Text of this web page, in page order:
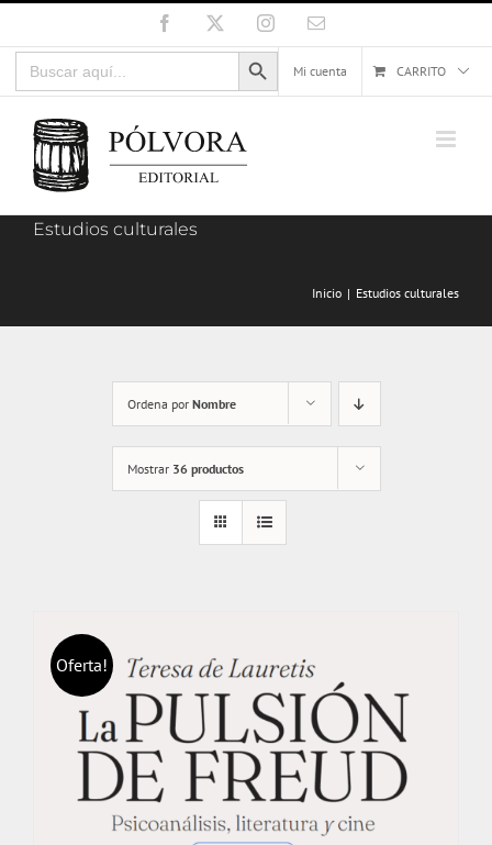
al
contenido
Facebook InstagramCorreo
Buscar:
Botón de búsqueda
Mi cuenta
CARRITO
Estudios culturales
Inicio Estudios culturales
Ordena por Nombre
Mostrar 36 productos
Oferta!